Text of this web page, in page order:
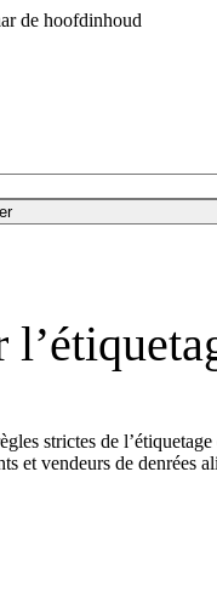
de hoofdinhoud
strictes de
vendeurs de denrées